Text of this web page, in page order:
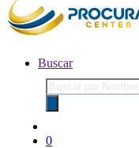
Buscar
Búsqueda
de
productos
0